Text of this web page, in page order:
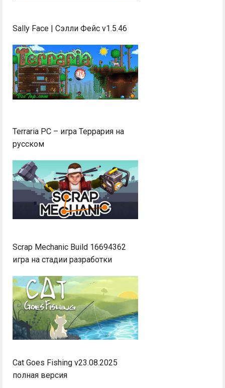
Sally Face | Сэлли Фейс v1.5.46
Terraria PC – игра Террария на
русском
Scrap Mechanic Build 16694362
игра на стадии разработки
Cat Goes Fishing v23.08.2025
полная версия